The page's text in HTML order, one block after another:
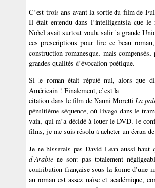
C’est trois ans avant la sortie du film de
Il était entendu dans l’intelligentsia que
Nobel avait surtout voulu salir la grande
ces prescriptions pour lire ce beau
construction romanesque, mais
grandes qualités d’évocation poétique.
Si le roman était réputé nul, alors que
Américain ! Finalement, c’est la
citation dans le film de Nanni Moretti La
pénultième séquence, où Jivago dans le
vain, qui m’a décidé à louer le DVD. Je
films, je me suis résolu à acheter un écran
Je ne hisserais pas David Lean aussi haut
d’Arabie ne sont pas totalement
contribution française sous la forme d’une
au roman est assez naïve et académique,